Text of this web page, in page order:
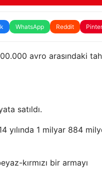
WhatsApp Reddit
avro arasındaki
satıldı.
yılında 1 milyar 884
kırmızı bir armayı